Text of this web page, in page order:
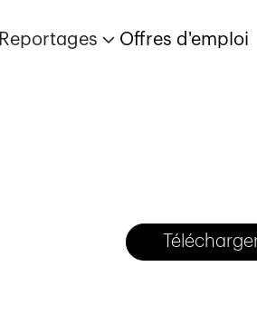
Reportages Offres d'emploi